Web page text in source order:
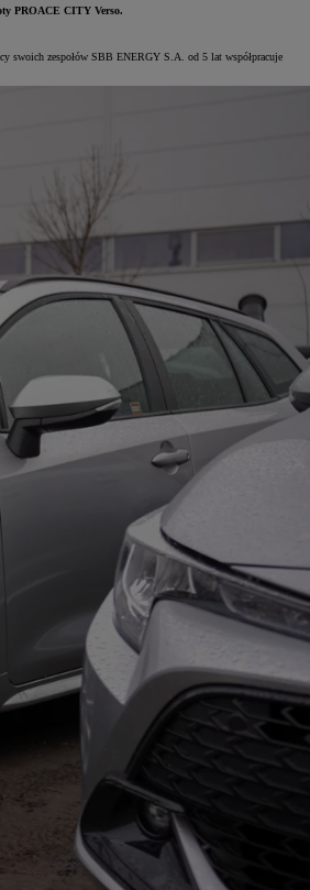
PROACE CITY Verso.
swoich zespołów SBB ENERGY S.A. od 5 lat współpracuje